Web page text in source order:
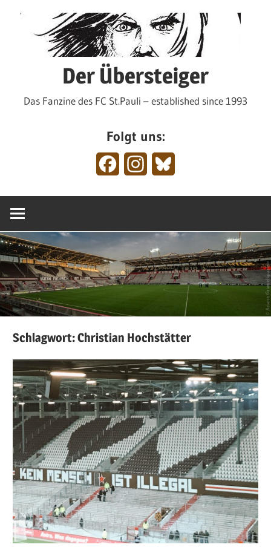
Der Übersteiger
Das Fanzine des FC St.Pauli – established since 1993
Folgt uns:
FacebookInstagram
Schlagwort:Christian Hochstätter